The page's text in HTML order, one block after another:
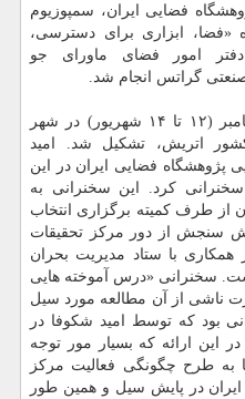
فضایی ایران، سمپوزیوم
«فضا، ابزاری برای دسترسی،
امور فضای ماورای جو
این سمپوزیوم در ایام ۲ تا ۴ سپتامبر (۱۲ تا ۱۴ شهریور) در شهر
اتریش، تشكیل شد. امید
پژوهشگاه فضایی ایران در این
كرد. این سخنرانی به
از طرف كمیته برگزاری انتخاب
سنجش از دور مركز تحقیقات
با ستاد مدیریت بحران
در بهار ۹۸ بوده است. سخنرانی «درس آموخته هایی
ناشی از آن مطالعه مورد سیل
بود كه توسط امید شكوفا در
این ارائه كه بسیار مور توجه
به طرح چگونگی فعالیت مركز
در پایش سیل و همین طور